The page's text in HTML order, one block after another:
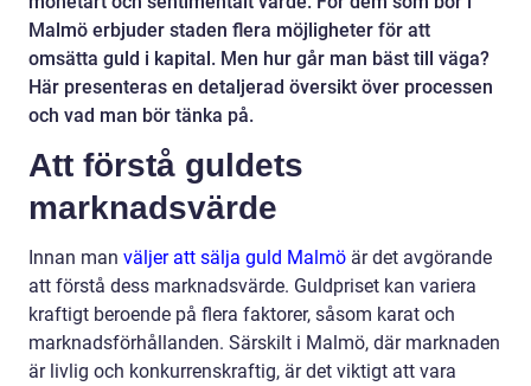
Malmö erbjuder staden flera möjligheter för att
omsätta guld i kapital. Men hur går man bäst till väga?
Här presenteras en detaljerad översikt över processen
och vad man bör tänka på.
Att förstå guldets
marknadsvärde
Innan man väljer att sälja guld Malmö är det avgörande
att förstå dess marknadsvärde. Guldpriset kan variera
kraftigt beroende på flera faktorer, såsom karat och
marknadsförhållanden. Särskilt i Malmö, där marknaden
är livlig och konkurrenskraftig, är det viktigt att vara